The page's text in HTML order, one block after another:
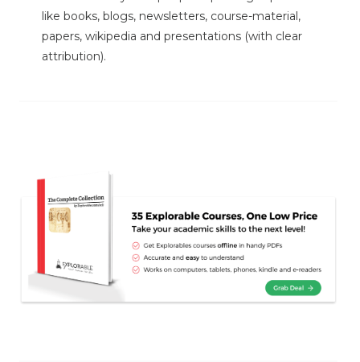
like books, blogs, newsletters, course-material,
papers, wikipedia and presentations (with clear
attribution).